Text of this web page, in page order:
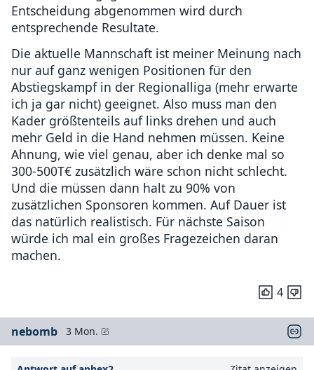
Entscheidung abgenommen wird durch
entsprechende Resultate.
Die aktuelle Mannschaft ist meiner Meinung nach
nur auf ganz wenigen Positionen für den
Abstiegskampf in der Regionalliga (mehr erwarte
ich ja gar nicht) geeignet. Also muss man den
Kader größtenteils auf links drehen und auch
mehr Geld in die Hand nehmen müssen. Keine
Ahnung, wie viel genau, aber ich denke mal so
300-500T€ zusätzlich wäre schon nicht schlecht.
Und die müssen dann halt zu 90% von
zusätzlichen Sponsoren kommen. Auf Dauer ist
das natürlich realistisch. Für nächste Saison
würde ich mal ein großes Fragezeichen daran
machen.
4
nebomb 3 Mon.